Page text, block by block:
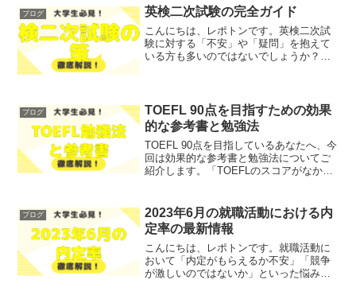
レポトンこの記事は次のような人におす
すめ！就活の終了時期が不...
ブログ 英検二次試験の完全ガイド
こんにちは、レポトンです。英検二次試
験に対する「不安」や「疑問」を抱えて
いる方も多いのではないでしょうか？そ
め！ 英検二次試験の...
ブログ
TOEFL 90点を目指すための効果
的な参考書と勉強法
TOEFL 90点を目指しているあなたへ、今
回は効果的な参考書と勉強法についてご
紹介します。「TOEFLのスコアがなかな
ょうか？そこで今回は、TOEFL 90点を達
成す...
ブログ
2023年6月の就職活動における内
定率の最新情報
こんにちは、レポトンです。就職活動に
おいて「内定がもらえるか不安」「競争
が激しいのではないか」といった悩みを